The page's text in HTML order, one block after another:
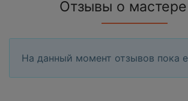
Отзывы о
На данный момент отзывов пока